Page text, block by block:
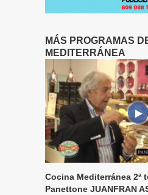
MÁS PROGRAMAS
MEDITERRÁNEA
Cocina Mediterránea 2ª
Panettone JUANFRAN